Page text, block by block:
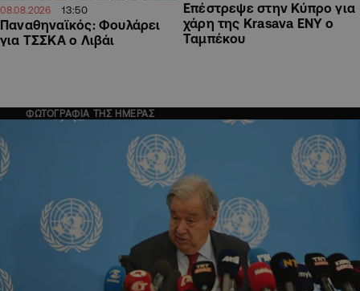
08.08.2026 13:50
Παναθηναϊκός: Φουλάρει
για ΤΣΣΚΑ ο Λιβάι
Επέστρεψε στην Κύπρο για
χάρη της Krasava ΕΝΥ ο
Ταμπέκου
ΦΩΤΟΓΡΑΦΙΑ ΤΗΣ ΗΜΕΡΑΣ